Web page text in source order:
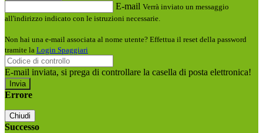
E-mail Verrà inviato un messaggio
all'indirizzo indicato con le istruzioni necessarie.
Non hai una e-mail associata al nome utente? Effettua il reset della password
tramite la Login Spaggiari
E-mail inviata, si prega di controllare la casella di posta elettronica!
Errore
Chiudi
Successo